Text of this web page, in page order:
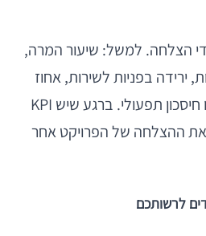
הצלחה. למשל: שיעור המרה,
ירידה בפניות לשירות, אחוז
חזרה של משתמשים, או חיסכון תפעולי. ברגע שיש KPI
את ההצלחה של הפרויקט אחר
לרשותכם